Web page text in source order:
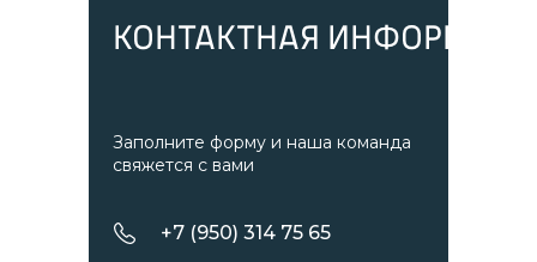
КОНТАКТНАЯ
Заполните форму и наша команда
свяжется с вами
+7 (950) 314 75 65